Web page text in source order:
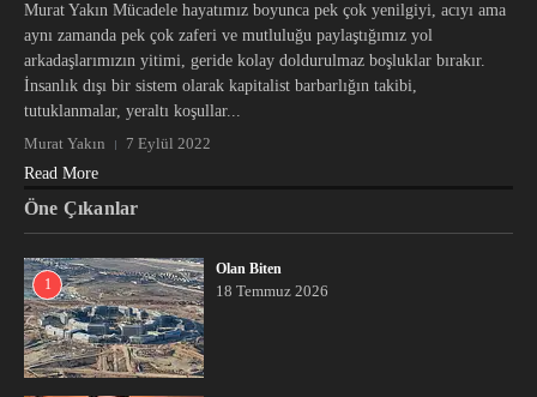
Murat Yakın Mücadele hayatımız boyunca pek çok yenilgiyi, acıyı ama
aynı zamanda pek çok zaferi ve mutluluğu paylaştığımız yol
arkadaşlarımızın yitimi, geride kolay doldurulmaz boşluklar bırakır.
İnsanlık dışı bir sistem olarak kapitalist barbarlığın takibi,
tutuklanmalar, yeraltı koşullar...
Murat Yakın
7 Eylül 2022
Read More
Öne Çıkanlar
1
Olan Biten
18 Temmuz 2026